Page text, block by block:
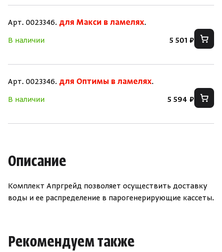
Арт. 0023346. для Макси в ламелях.
В наличии
5 501 ₽
Арт. 0023346. для Оптимы в ламелях.
В наличии
5 594 ₽
Описание
Комплект Апргрейд позволяет осуществить доставку
воды и ее распределение в парогенерирующие кассеты.
Рекомендуем также
Нет аккаунта?Зарегистрироваться
Уже есть аккаунт?Войти